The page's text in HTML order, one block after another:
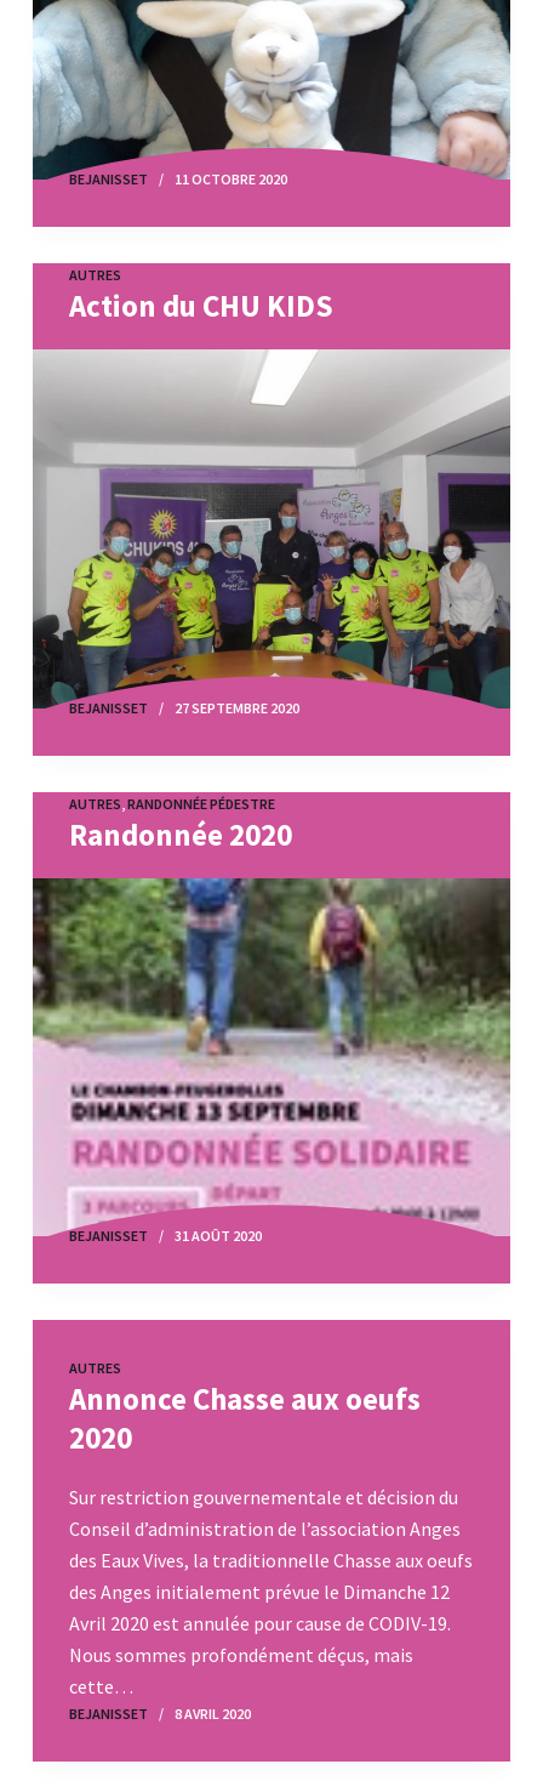
BEJANISSET 11 OCTOBRE 2020
AUTRES
Action du CHU KIDS
BEJANISSET 27 SEPTEMBRE 2020
AUTRES RANDONNÉE PÉDESTRE
Randonnée 2020
BEJANISSET 31 AOÛT 2020
AUTRES
Annonce Chasse aux oeufs
2020
Sur restriction gouvernementale et décision du
Conseil d’administration de l’association Anges
des Eaux Vives, la traditionnelle Chasse aux oeufs
des Anges initialement prévue le Dimanche 12
Avril 2020 est annulée pour cause de CODIV-19.
Nous sommes profondément déçus, mais
cette…
BEJANISSET 8 AVRIL 2020